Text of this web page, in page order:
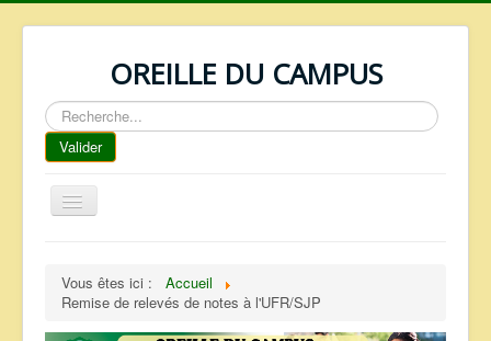
OREILLE DU CAMPUS
Rechercher
Valider
Basculer
la
REPERTOIRE
QUI SOMMES NOUS ?
Vous êtes ici :
Accueil
Remise de relevés de notes à l'UFR/SJP